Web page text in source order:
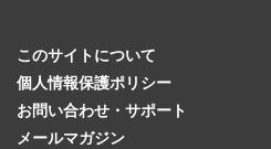
このサイトについて
個人情報保護ポリシー
お問い合わせ・サポート
メールマガジン